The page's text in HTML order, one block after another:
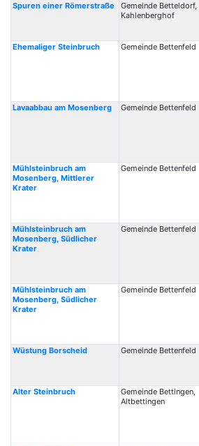
Spuren einer Römerstraße
Gemeinde Betteldorf,
Kahlenberghof
Ehemaliger Steinbruch
Gemeinde Bettenfeld
Lavaabbau am Mosenberg
Gemeinde Bettenfeld
Mühlsteinbruch am
Mosenberg, Mittlerer
Krater
Gemeinde Bettenfeld
Mühlsteinbruch am
Mosenberg, Südlicher
Krater
Gemeinde Bettenfeld
Mühlsteinbruch am
Mosenberg, Südlicher
Krater
Gemeinde Bettenfeld
Wüstung Borscheid
Gemeinde Bettenfeld
Alter Steinbruch
Gemeinde Bettingen,
Altbettingen